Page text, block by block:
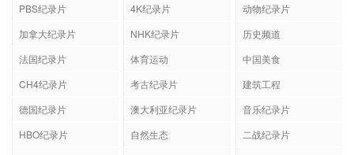
PBS纪录片
4K纪录片
动物纪录片
加拿大纪录片
NHK纪录片
历史频道
法国纪录片
体育运动
中国美食
CH4纪录片
考古纪录片
建筑工程
德国纪录片
澳大利亚纪录片
音乐纪录片
HBO纪录片
自然生态
二战纪录片